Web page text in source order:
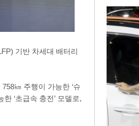
기반 차세대 배터리
㎞ 주행이 가능한 ‘슈
‘초급속 충전’ 모델로,